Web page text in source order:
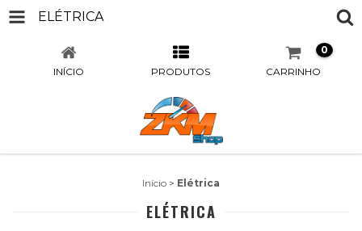
ELÉTRICA
INÍCIO PRODUTOS CARRINHO
0
Início > Elétrica
ELÉTRICA